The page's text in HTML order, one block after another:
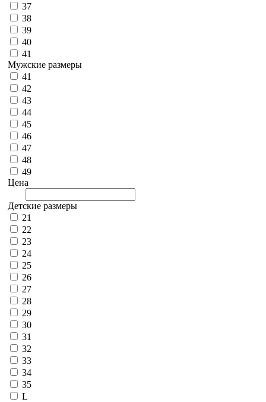
37
38
39
40
41
Мужские размеры
41
42
43
44
45
46
47
48
49
Цена
Детские размеры
21
22
23
24
25
26
27
28
29
30
31
32
33
34
35
L